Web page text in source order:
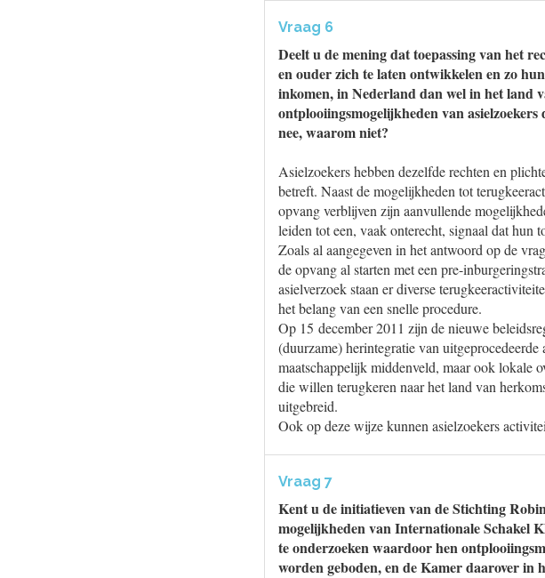
Vraag 6
Deelt u de mening dat toepassing van het
en ouder zich te laten ontwikkelen en zo
inkomen, in Nederland dan wel in het land
ontplooiingsmogelijkheden van
nee, waarom niet?
Asielzoekers hebben dezelfde rechten en
betreft. Naast de mogelijkheden tot
opvang verblijven zijn aanvullende
leiden tot een, vaak onterecht, signaal dat hun
Zoals al aangegeven in het antwoord op de
de opvang al starten met een pre-
asielverzoek staan er diverse
het belang van een snelle procedure.
Op 15 december 2011 zijn de nieuwe
(duurzame) herintegratie van
maatschappelijk middenveld, maar ook lokale
die willen terugkeren naar het land van
uitgebreid.
Ook op deze wijze kunnen asielzoekers
Vraag 7
Kent u de initiatieven van de Stichting
mogelijkheden van Internationale Schakel
te onderzoeken waardoor hen
worden geboden, en de Kamer daarover in